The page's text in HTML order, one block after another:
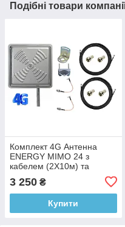
Подібні товари
Комплект 4G Антенна
ENERGY MIMO 24 з
кабелем (2Х10м) та
перехiдники CRС9 - 2 шт.
3 250 ₴
Купити